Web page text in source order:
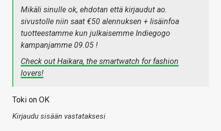
Mikäli sinulle ok, ehdotan että kirjaudut ao.
sivustolle niin saat €50 alennuksen + lisäinfoa
tuotteestamme kun julkaisemme Indiegogo
kampanjamme 09.05 !
Check out Haikara, the smartwatch for fashion
lovers!
Toki on OK
Kirjaudu sisään vastataksesi